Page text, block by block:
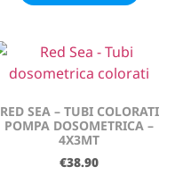
RED SEA – TUBI COLORATI
POMPA DOSOMETRICA –
4X3MT
€38.90